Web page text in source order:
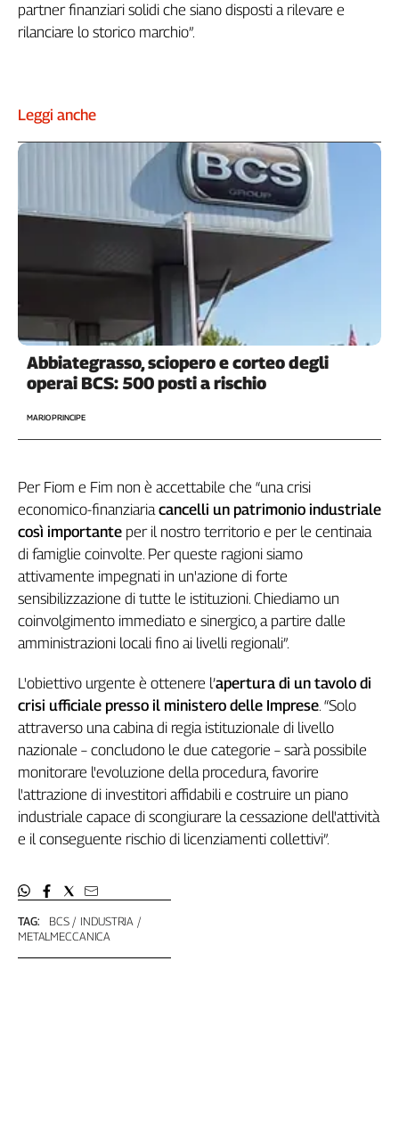
ragione
Academy
Collettiva
Sassolino
Linea
Economica
Tech
Inserti
Idea
Diffusa
InFlai
Le
trasmissioni
tv
Work
in
Progress
L'Italia
Lavoro
Territori
Abruzzo-
Alto
Basilicata
Calabria
TAG: BCS
INDUSTRIA
METALMECCANICA
partner finanziari solidi che siano disposti a rilevare e
rilanciare lo storico marchio”.
Leggi anche
Abbiategrasso, sciopero e corteo degli
operai BCS: 500 posti a rischio
MARIO PRINCIPE
Per Fiom e Fim non è accettabile che “una crisi
economico-finanziariacancelli un patrimonio industriale
così importante per il nostro territorio e per le centinaia
di famiglie coinvolte. Per queste ragioni siamo
attivamente impegnati in un'azione di forte
sensibilizzazione di tutte le istituzioni. Chiediamo un
coinvolgimento immediato e sinergico, a partire dalle
amministrazioni locali fino ai livelli regionali”.
L'obiettivo urgente è ottenere l’apertura di un tavolo di
crisi ufficiale presso il ministero delle Imprese. “Solo
attraverso una cabina di regia istituzionale di livello
nazionale – concludono le due categorie – sarà possibile
monitorare l'evoluzione della procedura, favorire
l'attrazione di investitori affidabili e costruire un piano
industriale capace di scongiurare la cessazione dell'attività
e il conseguente rischio di licenziamenti collettivi”.